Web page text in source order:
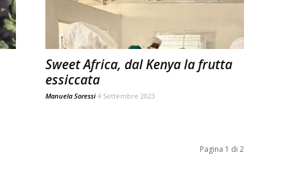
Sweet Africa, dal Kenya la frutta
essiccata
Manuela Soressi 4 Settembre 2023
Pagina 1 di 2